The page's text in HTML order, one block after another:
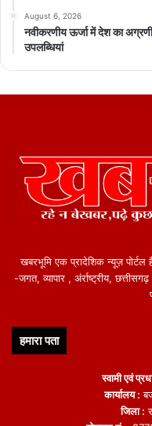
August 6, 2026
नवीकरणीय ऊर्जा में देश का
उपलब्धियां
खबरभूमि एक प्रादेशिक न्यूज़
-जगत, व्यापार , अंर्राष्ट्रीय,
हमारा पता
स्वामी एवं
कार्यालय :
जिला :